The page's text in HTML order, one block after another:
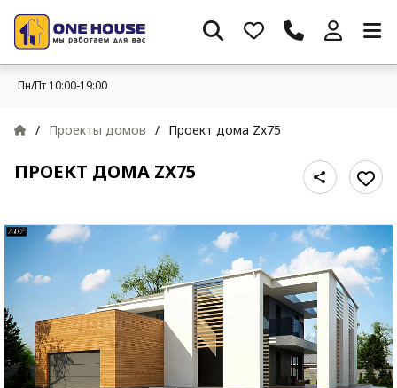
Пн/Пт 10:00-19:00
/ Проекты домов / Проект дома Zx75
ПРОЕКТ ДОМА ZX75